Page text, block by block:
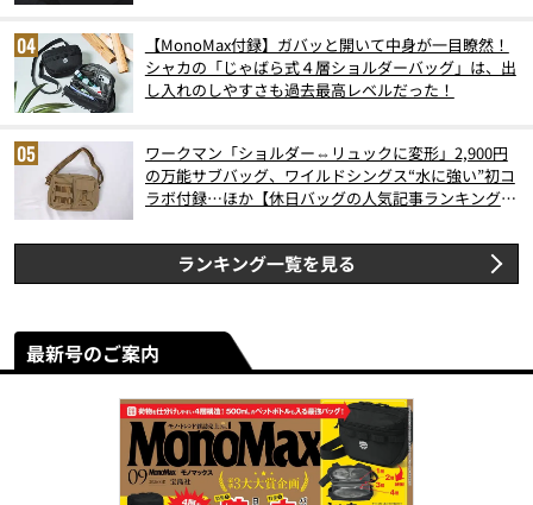
【MonoMax付録】ガバッと開いて中身が一目瞭然！
シャカの「じゃばら式４層ショルダーバッグ」は、出
し入れのしやすさも過去最高レベルだった！
ワークマン「ショルダー⇔リュックに変形」2,900円
の万能サブバッグ、ワイルドシングス“水に強い”初コ
ラボ付録…ほか【休日バッグの人気記事ランキングベ
ランキング一覧を見る
最新号のご案内